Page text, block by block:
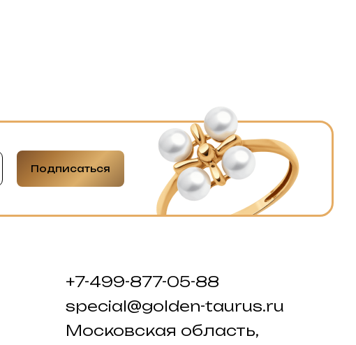
Подписаться
+7-499-877-05-88
special@golden-taurus.ru
Московская область,